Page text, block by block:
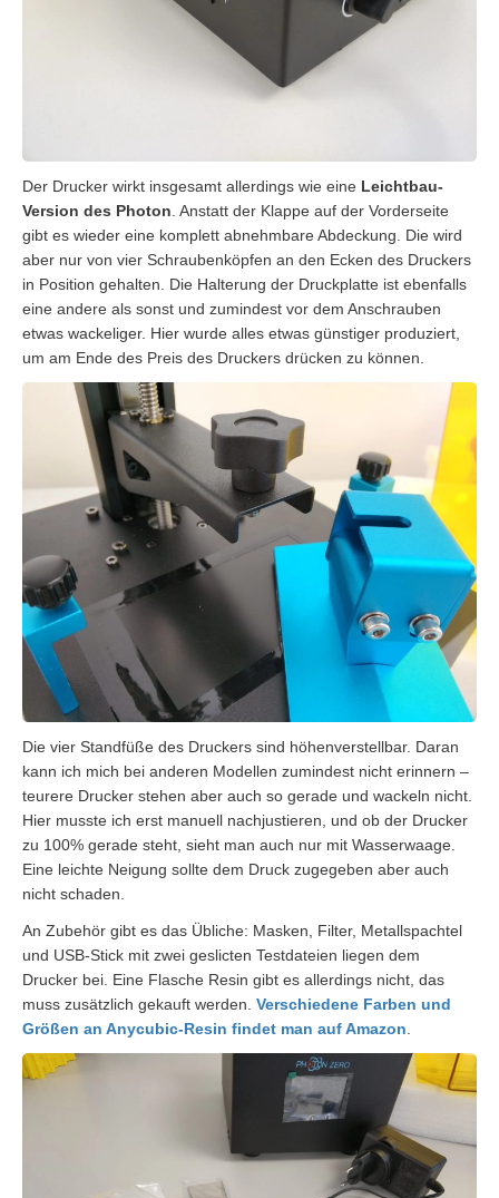
Der Drucker wirkt insgesamt allerdings wie eine Leichtbau-
Version des Photon. Anstatt der Klappe auf der Vorderseite
gibt es wieder eine komplett abnehmbare Abdeckung. Die wird
aber nur von vier Schraubenköpfen an den Ecken des Druckers
in Position gehalten. Die Halterung der Druckplatte ist ebenfalls
eine andere als sonst und zumindest vor dem Anschrauben
etwas wackeliger. Hier wurde alles etwas günstiger produziert,
um am Ende des Preis des Druckers drücken zu können.
Die vier Standfüße des Druckers sind höhenverstellbar. Daran
kann ich mich bei anderen Modellen zumindest nicht erinnern –
teurere Drucker stehen aber auch so gerade und wackeln nicht.
Hier musste ich erst manuell nachjustieren, und ob der Drucker
zu 100% gerade steht, sieht man auch nur mit Wasserwaage.
Eine leichte Neigung sollte dem Druck zugegeben aber auch
nicht schaden.
An Zubehör gibt es das Übliche: Masken, Filter, Metallspachtel
und USB-Stick mit zwei geslicten Testdateien liegen dem
Drucker bei. Eine Flasche Resin gibt es allerdings nicht, das
muss zusätzlich gekauft werden. Verschiedene Farben und
Größen an Anycubic-Resin findet man auf Amazon.